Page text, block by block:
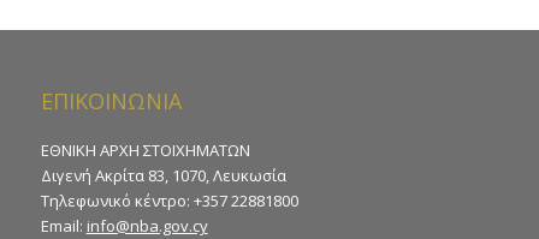
ΕΠΙΚΟΙΝΩΝΙΑ
ΕΘΝΙΚΗ ΑΡΧΗ ΣΤΟΙΧΗΜΑΤΩΝ
Διγενή Ακρίτα 83, 1070, Λευκωσία
Τηλεφωνικό κέντρο: +357 22881800
Email: info@nba.gov.cy